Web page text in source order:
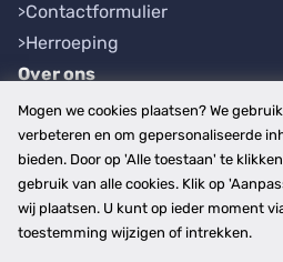
Contactformulier
Herroeping
Over ons
Bedrijfsgegevens
Werkwijze
Overzichten
Plaatsen
Provincies
Mogen we cookies plaatsen? We
verbeteren en om gepersonaliseerde
bieden. Door op 'Alle toestaan' te
gebruik van alle cookies. Klik op
wij plaatsen. U kunt op ieder moment
toestemming wijzigen of intrekken.